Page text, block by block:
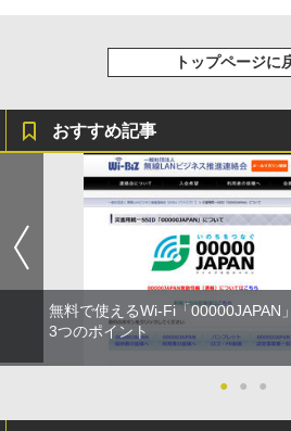
トップページに
おすすめ記事
無料で使えるWi-Fi「00000JAPAN
3つのポイント
● ● ●